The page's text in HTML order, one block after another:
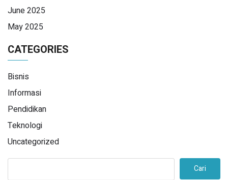
June 2025
May 2025
CATEGORIES
Bisnis
Informasi
Pendidikan
Teknologi
Uncategorized
Cari